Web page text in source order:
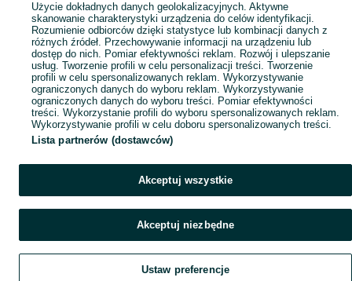
Użycie dokładnych danych geolokalizacyjnych. Aktywne
skanowanie charakterystyki urządzenia do celów identyfikacji.
Rozumienie odbiorców dzięki statystyce lub kombinacji danych z
różnych źródeł. Przechowywanie informacji na urządzeniu lub
dostęp do nich. Pomiar efektywności reklam. Rozwój i ulepszanie
usług. Tworzenie profili w celu personalizacji treści. Tworzenie
profili w celu spersonalizowanych reklam. Wykorzystywanie
ograniczonych danych do wyboru reklam. Wykorzystywanie
ograniczonych danych do wyboru treści. Pomiar efektywności
treści. Wykorzystanie profili do wyboru spersonalizowanych reklam.
Wykorzystywanie profili w celu doboru spersonalizowanych treści.
Lista partnerów (dostawców)
Akceptuj wszystkie
Akceptuj niezbędne
Ustaw preferencje